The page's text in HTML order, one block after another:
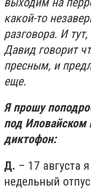
какой-то
разговора. И
Давид говорит
пресным, и
еще.
Я прошу
под
диктофон:
Д. – 17 августа
недельный